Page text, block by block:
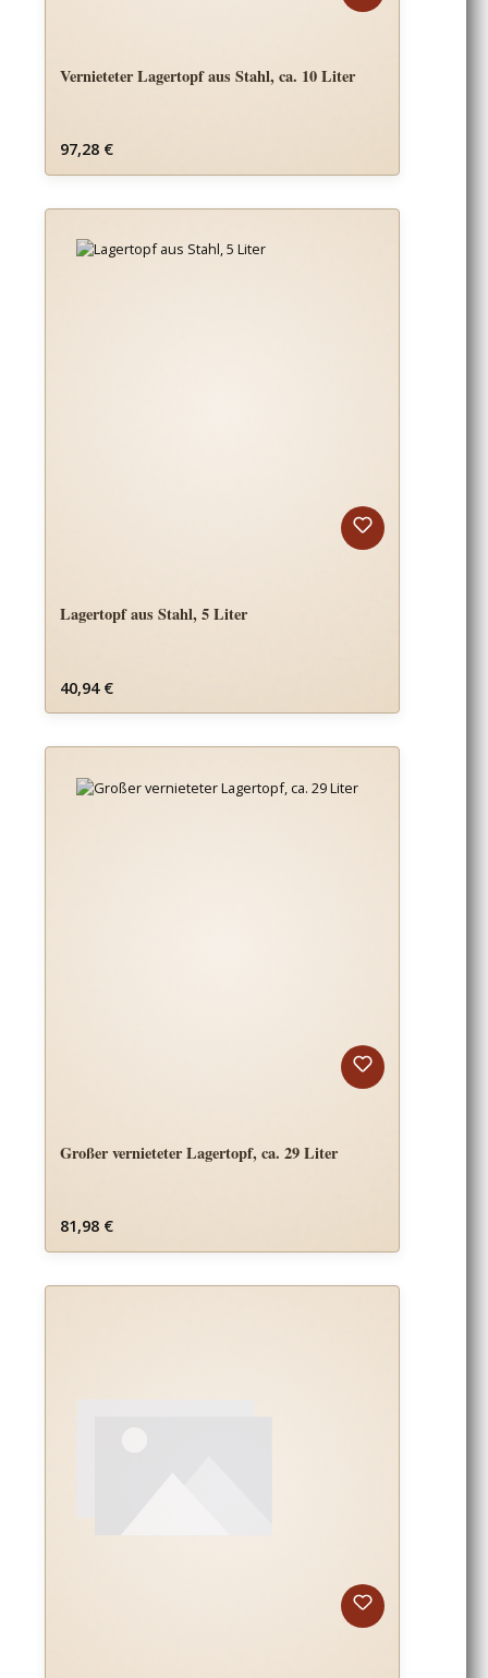
Vernieteter Lagertopf aus Stahl, ca. 10 Liter
Regulärer Preis:
97,28 €
Lagertopf aus Stahl, 5 Liter
Regulärer Preis:
40,94 €
Großer vernieteter Lagertopf, ca. 29 Liter
Regulärer Preis:
81,98 €